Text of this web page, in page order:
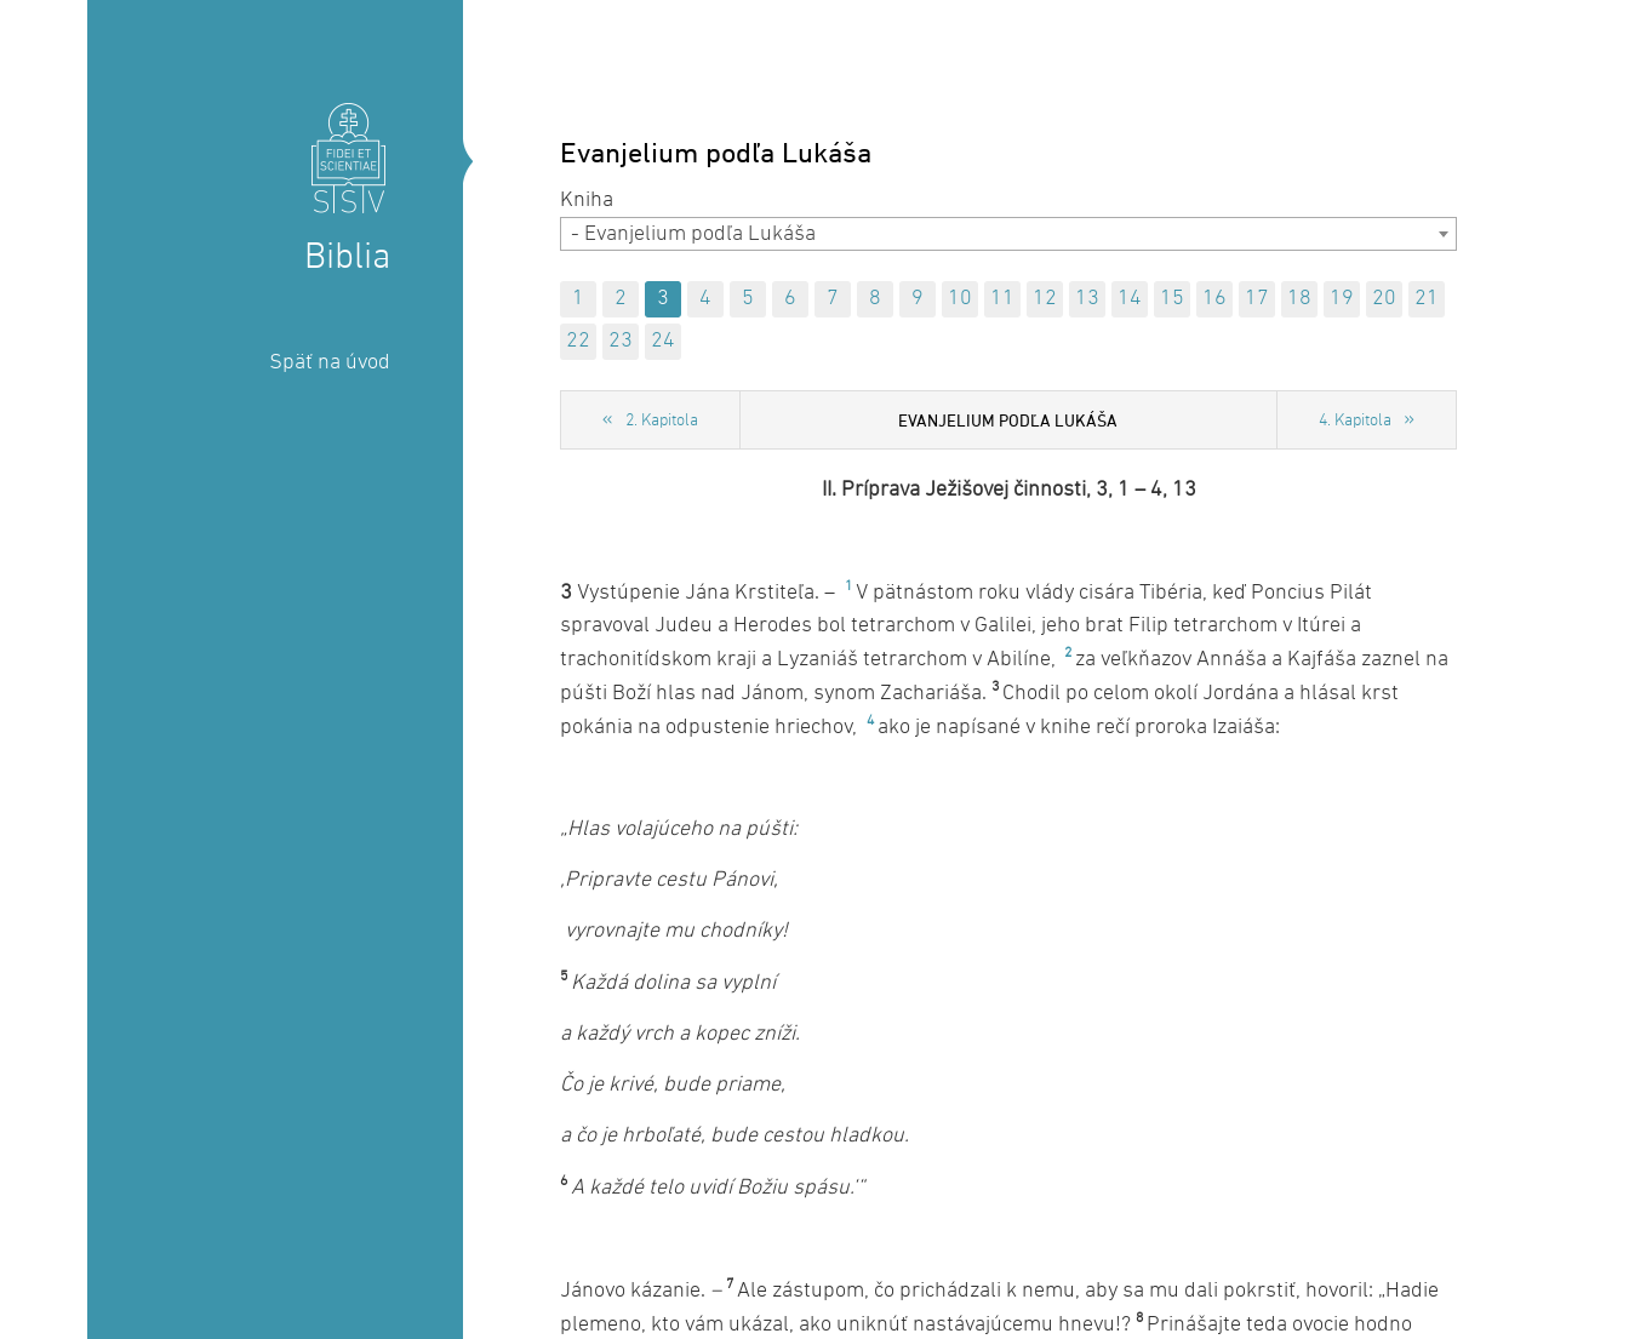
Biblia
Späť na úvod
Evanjelium podľa Lukáša
- Evanjelium podľa Lukáša
1 2 3 4 5 6 7 8 9 10 11 12 13 14 15 16 17 18 19 20
21
22
23 24
2. Kapitola EVANJELIUM PODĽA LUKÁŠA 4. Kapitola
II. Príprava Ježišovej činnosti, 3, 1 – 4, 13
3 Vystúpenie Jána Krstiteľa. – 1 V pätnástom roku vlády cisára Tibéria, keď Poncius Pilát
spravoval Judeu a Herodes bol tetrarchom v Galilei, jeho brat Filip tetrarchom v Itúrei a
trachonitídskom kraji a Lyzaniáš tetrarchom v Abilíne,
2 za veľkňazov Annáša a Kajfáša zaznel na
púšti Boží hlas nad Jánom, synom Zachariáša. 3 Chodil po celom okolí Jordána a hlásal krst
pokánia na odpustenie hriechov,
4 ako je napísané v knihe rečí proroka Izaiáša:
„Hlas volajúceho na púšti:
,Pripravte cestu Pánovi,
vyrovnajte mu chodníky!
5 Každá dolina sa vyplní
a každý vrch a kopec zníži.
Čo je krivé, bude priame,
a čo je hrboľaté, bude cestou hladkou.
6 A každé telo uvidí Božiu spásu.‘“
Jánovo kázanie. – 7 Ale zástupom, čo prichádzali k nemu, aby sa mu dali pokrstiť, hovoril: „Hadie
plemeno, kto vám ukázal, ako uniknúť nastávajúcemu hnevu!? 8 Prinášajte teda ovocie hodno